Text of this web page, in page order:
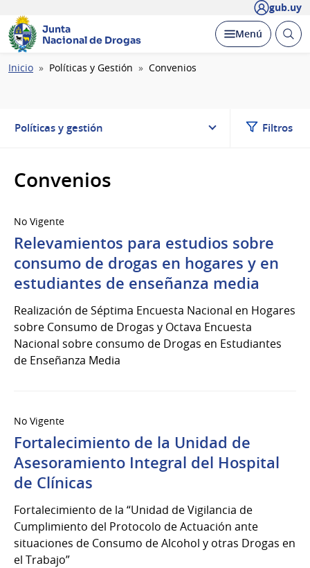
gub.uy
Junta
Nacional de Drogas
Desplegar
Menú Abrir
Ruta
Inicio Políticas y Gestión Convenios
Políticas y gestión Filtros
Convenios
No Vigente
Relevamientos para estudios sobre
consumo de drogas en hogares y en
estudiantes de enseñanza media
Realización de Séptima Encuesta Nacional en Hogares
sobre Consumo de Drogas y Octava Encuesta
Nacional sobre consumo de Drogas en Estudiantes
de Enseñanza Media
No Vigente
Fortalecimiento de la Unidad de
Asesoramiento Integral del Hospital
de Clínicas
Fortalecimiento de la “Unidad de Vigilancia de
Cumplimiento del Protocolo de Actuación ante
situaciones de Consumo de Alcohol y otras Drogas en
el Trabajo”